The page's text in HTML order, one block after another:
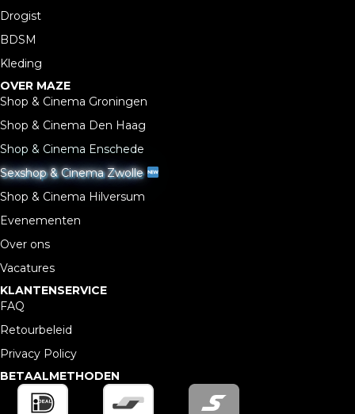
Drogist
BDSM
Kleding
OVER MAZE
Shop & Cinema Groningen
Shop & Cinema Den Haag
Shop & Cinema Enschede
Sexshop & Cinema Zwolle
Shop & Cinema Hilversum
Evenementen
Over ons
Vacatures
KLANTENSERVICE
FAQ
Retourbeleid
Privacy Policy
BETAALMETHODEN